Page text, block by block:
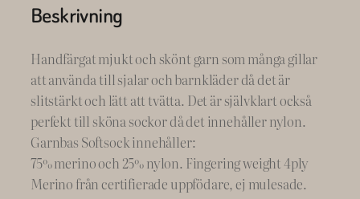
m
r
i
e
s
M
o
o
Beskrivning
Handfärgat mjukt och skönt garn som många gillar
att använda till sjalar och barnkläder då det är
slitstärkt och lätt att tvätta. Det är självklart också
perfekt till sköna sockor då det innehåller nylon.
Garnbas Softsock innehåller:
75% merino och 25% nylon. Fingering weight 4ply
Merino från certifierade uppfödare, ej mulesade.